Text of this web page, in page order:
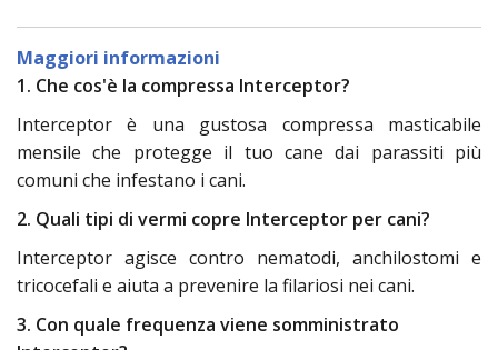
Maggiori informazioni
1. Che cos'è la compressa Interceptor?
Interceptor è una gustosa compressa masticabile
mensile che protegge il tuo cane dai parassiti più
comuni che infestano i cani.
2. Quali tipi di vermi copre Interceptor per cani?
Interceptor agisce contro nematodi, anchilostomi e
tricocefali e aiuta a prevenire la filariosi nei cani.
3. Con quale frequenza viene somministrato